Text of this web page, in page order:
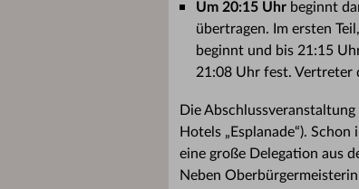
Um 20:15 Uhr beginnt
übertragen. Im ersten
beginnt und bis 21:15
21:08 Uhr fest. Vertreter
Die
Hotels „Esplanade“).
eine große Delegation aus
Neben